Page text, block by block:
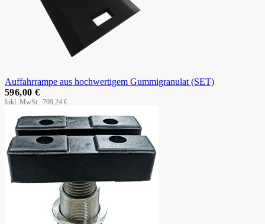
Auffahrrampe aus hochwertigem Gummigranulat (SET)
709,24 €
596,00 €